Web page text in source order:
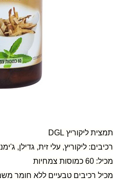
תמצית ליקוריץ DGL
רכיבים: ליקוריץ, עלי זית, גדילן,
מכיל: 60 כמוסות צמחיות
מכיל רכיבים טבעיים ללא חומר